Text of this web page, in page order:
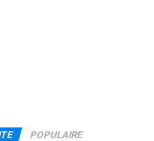
POPULAIRE